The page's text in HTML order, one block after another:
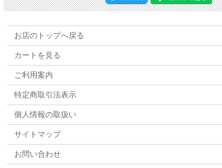
お店のトップへ戻る
カートを見る
ご利用案内
特定商取引法表示
個人情報の取扱い
サイトマップ
お問い合わせ